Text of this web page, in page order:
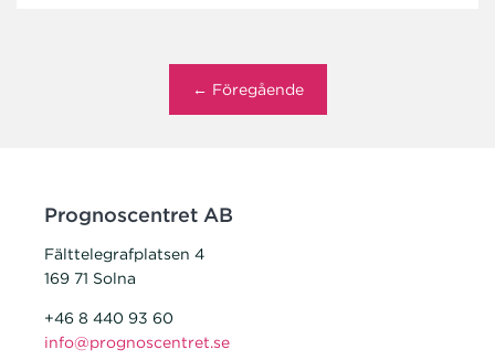
← Föregående
Prognoscentret AB
Fälttelegrafplatsen 4
169 71 Solna
+46 8 440 93 60
info@prognoscentret.se